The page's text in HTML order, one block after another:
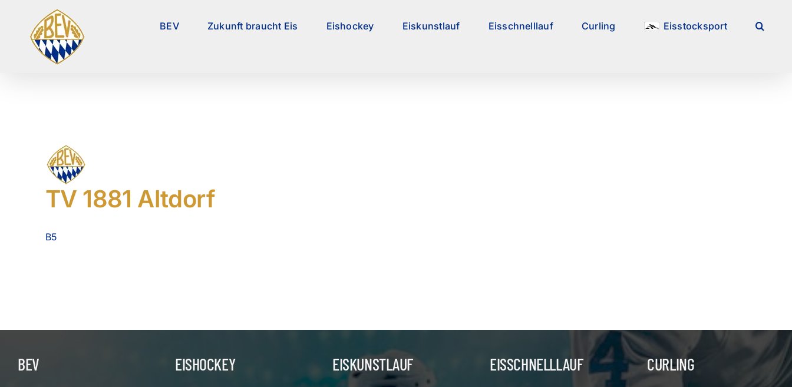
springen
BEV Zukunft braucht Eis Eishockey Eiskunstlauf Eisschnelllauf Curling Eisstocksport
TV 1881 Altdorf
B5
BEV EISHOCKEY EISKUNSTLAUF EISSCHNELLLAUF CURLING